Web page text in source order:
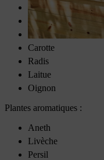
Haricots verts
Ail
Carotte
Radis
Laitue
Oignon
Plantes aromatiques :
Aneth
Livèche
Persil